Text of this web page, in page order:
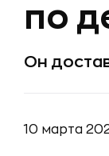
по
Он
10 марта